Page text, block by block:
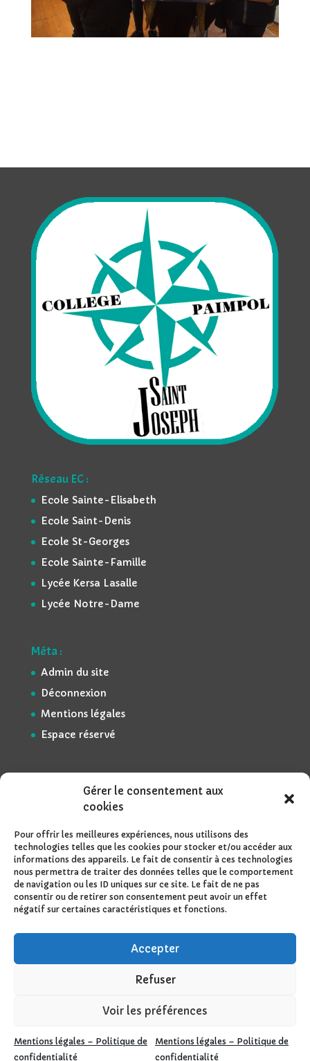
Gérer le consentement aux
cookies
Pour offrir les meilleures expériences, nous utilisons des
technologies telles que les cookies pour stocker et/ou accéder aux
informations des appareils. Le fait de consentir à ces technologies
nous permettra de traiter des données telles que le comportement
de navigation ou les ID uniques sur ce site. Le fait de ne pas
consentir ou de retirer son consentement peut avoir un effet
négatif sur certaines caractéristiques et fonctions.
Accepter
Refuser
Voir les préférences
Mentions légales – Politique de
confidentialité
Mentions légales – Politique de
confidentialité
Réseau EC :
Ecole Sainte-Elisabeth
Ecole Saint-Denis
Ecole St-Georges
Ecole Sainte-Famille
Lycée Kersa Lasalle
Lycée Notre-Dame
Méta :
Admin du site
Déconnexion
Mentions légales
Espace réservé
Design deElegant Themes| Propulsé par
WordPress